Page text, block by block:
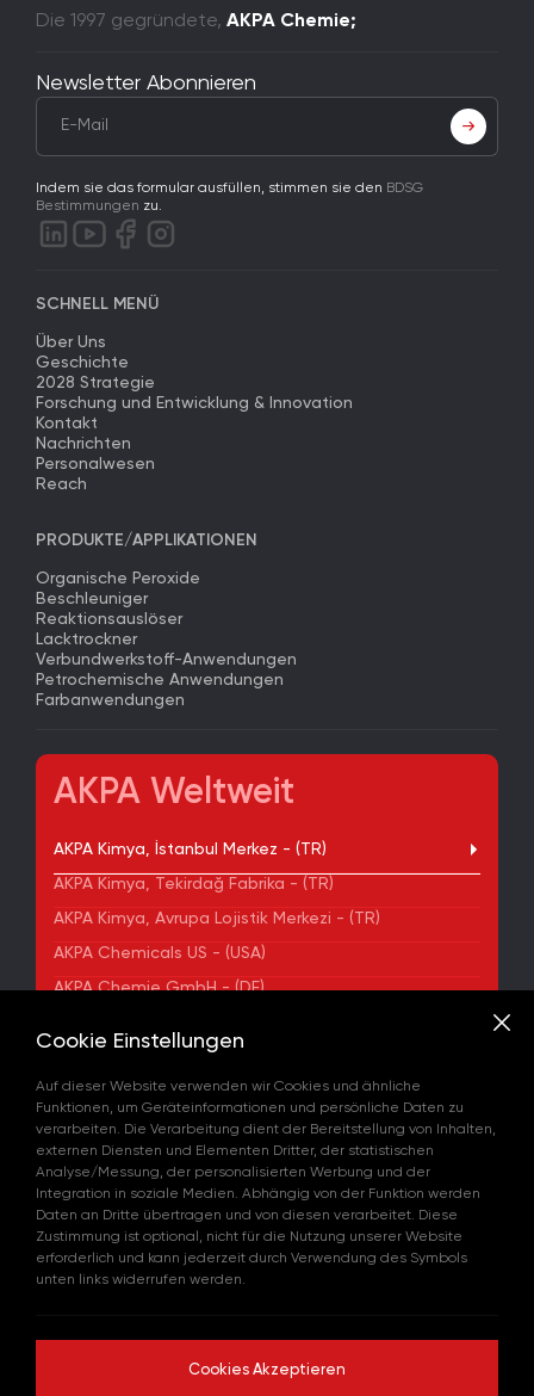
Die 1997 gegründete, AKPA Chemie;
Newsletter Abonnieren
Indem sie das formular ausfüllen, stimmen sie den BDSG
Bestimmungen zu.
SCHNELL MENÜ
Über Uns
Geschichte
2028 Strategie
Forschung und Entwicklung & Innovation
Kontakt
Nachrichten
Personalwesen
Reach
PRODUKTE/APPLIKATIONEN
Organische Peroxide
Beschleuniger
Reaktionsauslöser
Lacktrockner
Verbundwerkstoff-Anwendungen
Petrochemische Anwendungen
Farbanwendungen
AKPA Weltweit
AKPA Kimya, İstanbul Merkez - (TR)
AKPA Kimya, Tekirdağ Fabrika - (TR)
AKPA Kimya, Avrupa Lojistik Merkezi - (TR)
AKPA Chemicals US - (USA)
AKPA Chemie GmbH - (DE)
ADRESSE
Yenibosna Merkez Mahallesi Kuyumcukent Sokak
No:36/70 Townofis Kat:12 34197 Bahçelievler, İstanbul,
Türkiye
Auf der Karte Anzeigen
+90 212 580 55 59
FAX
+90 212 580 55 21
E-MAIL
info@akpakimya.com
WEBSITE
Cookie Einstellungen
Auf dieser Website verwenden wir Cookies und ähnliche
Funktionen, um Geräteinformationen und persönliche Daten zu
verarbeiten. Die Verarbeitung dient der Bereitstellung von Inhalten,
externen Diensten und Elementen Dritter, der statistischen
Analyse/Messung, der personalisierten Werbung und der
Integration in soziale Medien. Abhängig von der Funktion werden
Daten an Dritte übertragen und von diesen verarbeitet. Diese
Zustimmung ist optional, nicht für die Nutzung unserer Website
erforderlich und kann jederzeit durch Verwendung des Symbols
unten links widerrufen werden.
Cookies Akzeptieren